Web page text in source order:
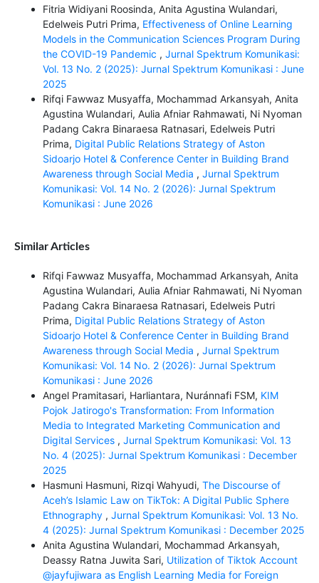
Fitria Widiyani Roosinda, Anita Agustina Wulandari,
Edelweis Putri Prima, Effectiveness of Online Learning
Models in the Communication Sciences Program During
the COVID-19 Pandemic , Jurnal Spektrum Komunikasi:
Vol. 13 No. 2 (2025): Jurnal Spektrum Komunikasi : June
2025
Rifqi Fawwaz Musyaffa, Mochammad Arkansyah, Anita
Agustina Wulandari, Aulia Afniar Rahmawati, Ni Nyoman
Padang Cakra Binaraesa Ratnasari, Edelweis Putri
Prima, Digital Public Relations Strategy of Aston
Sidoarjo Hotel & Conference Center in Building Brand
Awareness through Social Media , Jurnal Spektrum
Komunikasi: Vol. 14 No. 2 (2026): Jurnal Spektrum
Komunikasi : June 2026
Similar Articles
Rifqi Fawwaz Musyaffa, Mochammad Arkansyah, Anita
Agustina Wulandari, Aulia Afniar Rahmawati, Ni Nyoman
Padang Cakra Binaraesa Ratnasari, Edelweis Putri
Prima, Digital Public Relations Strategy of Aston
Sidoarjo Hotel & Conference Center in Building Brand
Awareness through Social Media , Jurnal Spektrum
Komunikasi: Vol. 14 No. 2 (2026): Jurnal Spektrum
Komunikasi : June 2026
Angel Pramitasari, Harliantara, Nuránnafi FSM, KIM
Pojok Jatirogo's Transformation: From Information
Media to Integrated Marketing Communication and
Digital Services , Jurnal Spektrum Komunikasi: Vol. 13
No. 4 (2025): Jurnal Spektrum Komunikasi : December
2025
Hasmuni Hasmuni, Rizqi Wahyudi, The Discourse of
Aceh’s Islamic Law on TikTok: A Digital Public Sphere
Ethnography , Jurnal Spektrum Komunikasi: Vol. 13 No.
4 (2025): Jurnal Spektrum Komunikasi : December 2025
Anita Agustina Wulandari, Mochammad Arkansyah,
Deassy Ratna Juwita Sari, Utilization of Tiktok Account
@jayfujiwara as English Learning Media for Foreign